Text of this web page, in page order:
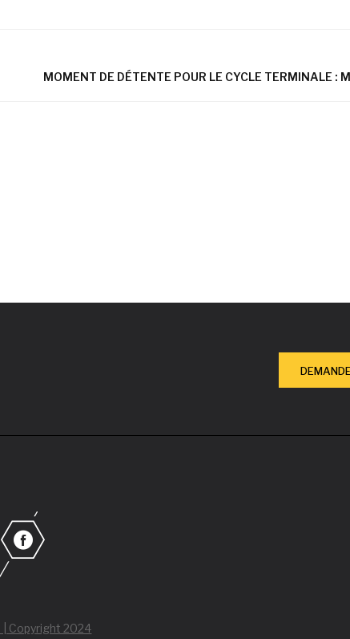
MOMENT DE DÉTENTE POUR LE CYCLE TERMINALE :
Copyright 2024